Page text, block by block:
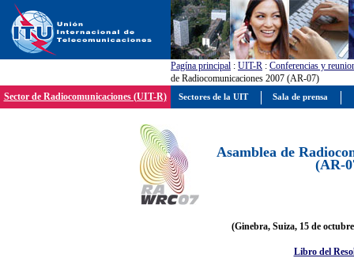
Pagína principal : UIT-R : Conferencias y
de Radiocomunicaciones 2007 (AR-07)
Sector de Radiocomunicaciones (UIT-R)
Asamblea de
(AR-
(Ginebra, Suiza, 15 de
Libro del
Sectores de la UIT Sala de prensa